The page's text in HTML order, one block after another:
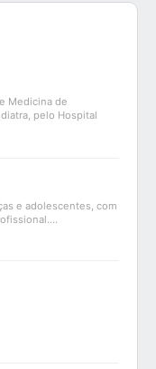
Medicina de
pelo Hospital
e adolescentes, com